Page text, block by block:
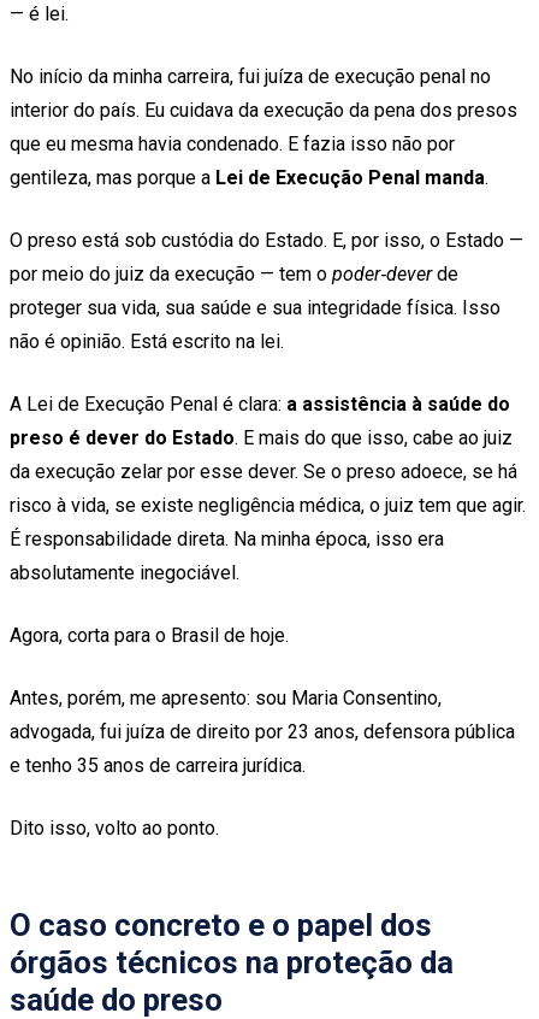
— é lei.
No início da minha carreira, fui juíza de execução penal no
interior do país. Eu cuidava da execução da pena dos presos
que eu mesma havia condenado. E fazia isso não por
gentileza, mas porque a Lei de Execução Penal manda.
O preso está sob custódia do Estado. E, por isso, o Estado —
por meio do juiz da execução — tem o poder‑deverde
proteger sua vida, sua saúde e sua integridade física. Isso
não é opinião. Está escrito na lei.
A Lei de Execução Penal é clara: a assistência à saúde do
preso é dever do Estado. E mais do que isso, cabe ao juiz
da execução zelar por esse dever. Se o preso adoece, se há
risco à vida, se existe negligência médica, o juiz tem que agir.
É responsabilidade direta. Na minha época, isso era
absolutamente inegociável.
Agora, corta para o Brasil de hoje.
Antes, porém, me apresento: sou Maria Consentino,
advogada, fui juíza de direito por 23 anos, defensora pública
e tenho 35 anos de carreira jurídica.
Dito isso, volto ao ponto.
O caso concreto e o papel dos
órgãos técnicos na proteção da
saúde do preso